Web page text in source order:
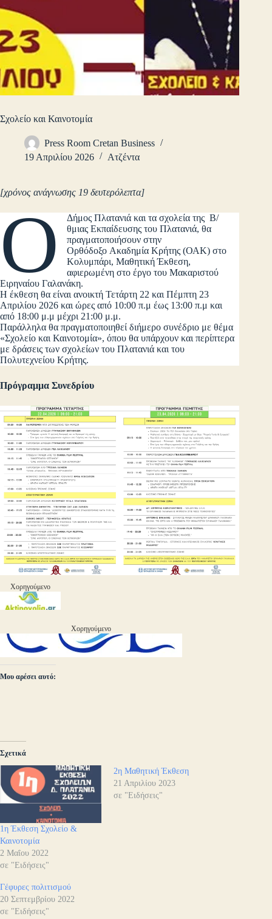
Σχολείο και Καινοτομία
Press Room Cretan Business
19 Απριλίου 2026
Ατζέντα
[χρόνος ανάγνωσης 19 δευτερόλεπτα]
Ο
Δήμος Πλατανιά και τα σχολεία της Β/
θμιας Εκπαίδευσης του Πλατανιά, θα
πραγματοποιήσουν στην
Ορθόδοξο Ακαδημία Κρήτης (ΟΑΚ) στο
Κολυμπάρι, Μαθητική Έκθεση,
αφιερωμένη στο έργο του Μακαριστού
Ειρηναίου Γαλανάκη.
Η έκθεση θα είναι ανοικτή Τετάρτη 22 και Πέμπτη 23
Απριλίου 2026 και ώρες από 10:00 π.μ έως 13:00 π.μ και
από 18:00 μ.μ μέχρι 21:00 μ.μ.
Παράλληλα θα πραγματοποιηθεί διήμερο συνέδριο με θέμα
«Σχολείο και Καινοτομία», όπου θα υπάρχουν και περίπτερα
με δράσεις των σχολείων του Πλατανιά και του
Πολυτεχνείου Κρήτης.
Πρόγραμμα Συνεδρίου
Χορηγούμενο
Χορηγούμενο
Μου αρέσει αυτό:
Σχετικά
1η Έκθεση Σχολείο &
Καινοτομία
2 Μαΐου 2022
σε "Ειδήσεις"
2η Μαθητική Έκθεση
21 Απριλίου 2023
σε "Ειδήσεις"
Γέφυρες πολιτισμού
20 Σεπτεμβρίου 2022
σε "Ειδήσεις"